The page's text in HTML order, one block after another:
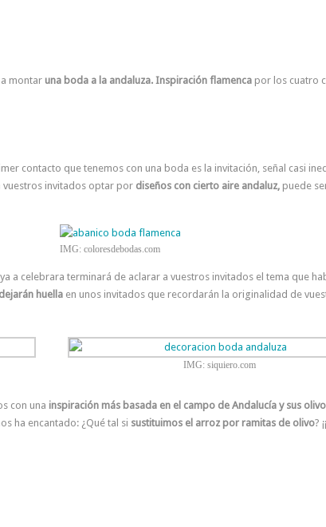
a montar una boda a la andaluza. Inspiración flamenca por los cuatro
contacto que tenemos con una boda es la invitación, señal casi
vuestros invitados optar por diseños con cierto aire andaluz, puede
IMG: coloresdebodas.com
a celebrara terminará de aclarar a vuestros invitados el tema que
huella en unos invitados que recordarán la originalidad de
IMG: siquiero.com
con una inspiración más basada en el campo de Andalucía y sus
ha encantado: ¿Qué tal si sustituimos el arroz por ramitas de olivo?